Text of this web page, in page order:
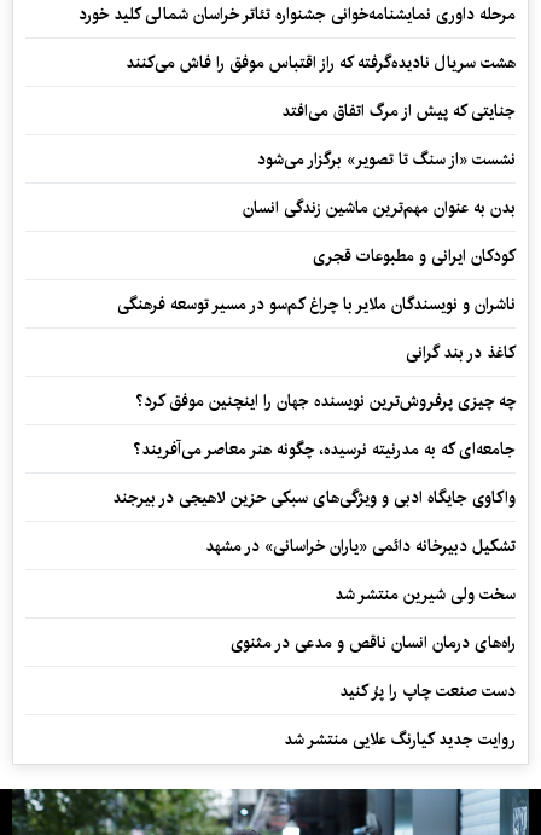
مرحله داوری نمایشنامه‌خوانی جشنواره تئاتر خراسان شمالی کلید خورد
هشت سریال نادیده‌گرفته که راز اقتباس موفق را فاش می‌کنند
جنایتی که پیش از مرگ اتفاق می‌افتد
نشست «از سنگ تا تصویر» برگزار می‌شود
بدن به عنوان مهم‌ترین ماشین زندگی انسان
کودکان ایرانی و مطبوعات قجری
ناشران و نویسندگان ملایر با چراغ کم‌سو در مسیر توسعه فرهنگی
کاغذ در بند گرانی
چه چیزی پرفروش‌ترین نویسنده جهان را اینچنین موفق کرد؟
جامعه‌ای که به مدرنیته نرسیده، چگونه هنر معاصر می‌آفریند؟
واکاوی جایگاه ادبی و ویژگی‌های سبکی حزین لاهیجی در بیرجند
تشکیل دبیرخانه دائمی «یاران خراسانی» در مشهد
سخت ولی شیرین منتشر شد
راه‌های درمان انسان ناقص و مدعی در مثنوی
دست صنعت چاپ را پرُ کنید
روایت جدید کیارنگ علایی منتشر شد